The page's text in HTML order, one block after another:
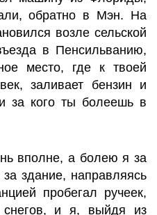
обратно в Мэн. На
возле сельской
в Пенсильванию,
место, где к твоей
заливает бензин и
за кого ты болеешь в
вполне, а болею я за
здание, направляясь
пробегал ручеек,
снегов, и я, выйдя из